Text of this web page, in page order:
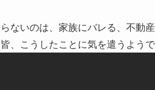
ないのは、家族にバレる、不動
、こうしたことに気を遣うようで